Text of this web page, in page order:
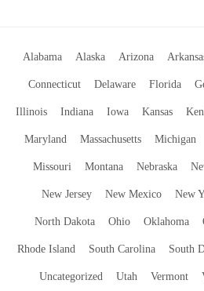
Alabama Alaska Arizona
Connecticut Delaware Florida
Illinois Indiana Iowa Kansas
Maryland Massachusetts Michigan
Missouri Montana Nebraska
New Jersey New Mexico New
North Dakota Ohio Oklahoma
Rhode Island South Carolina South
Uncategorized Utah Vermont